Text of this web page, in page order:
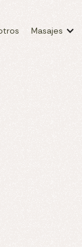
Masajes